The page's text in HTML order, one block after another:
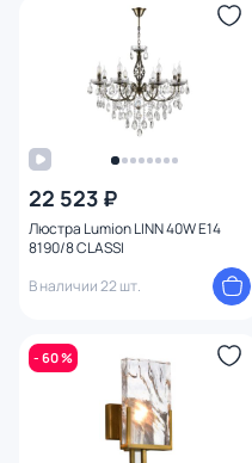
22 523 ₽
Люстра Lumion LINN 40W E14
8190/8 CLASSI
В наличии 22 шт.
- 60 %
Мощность ламп